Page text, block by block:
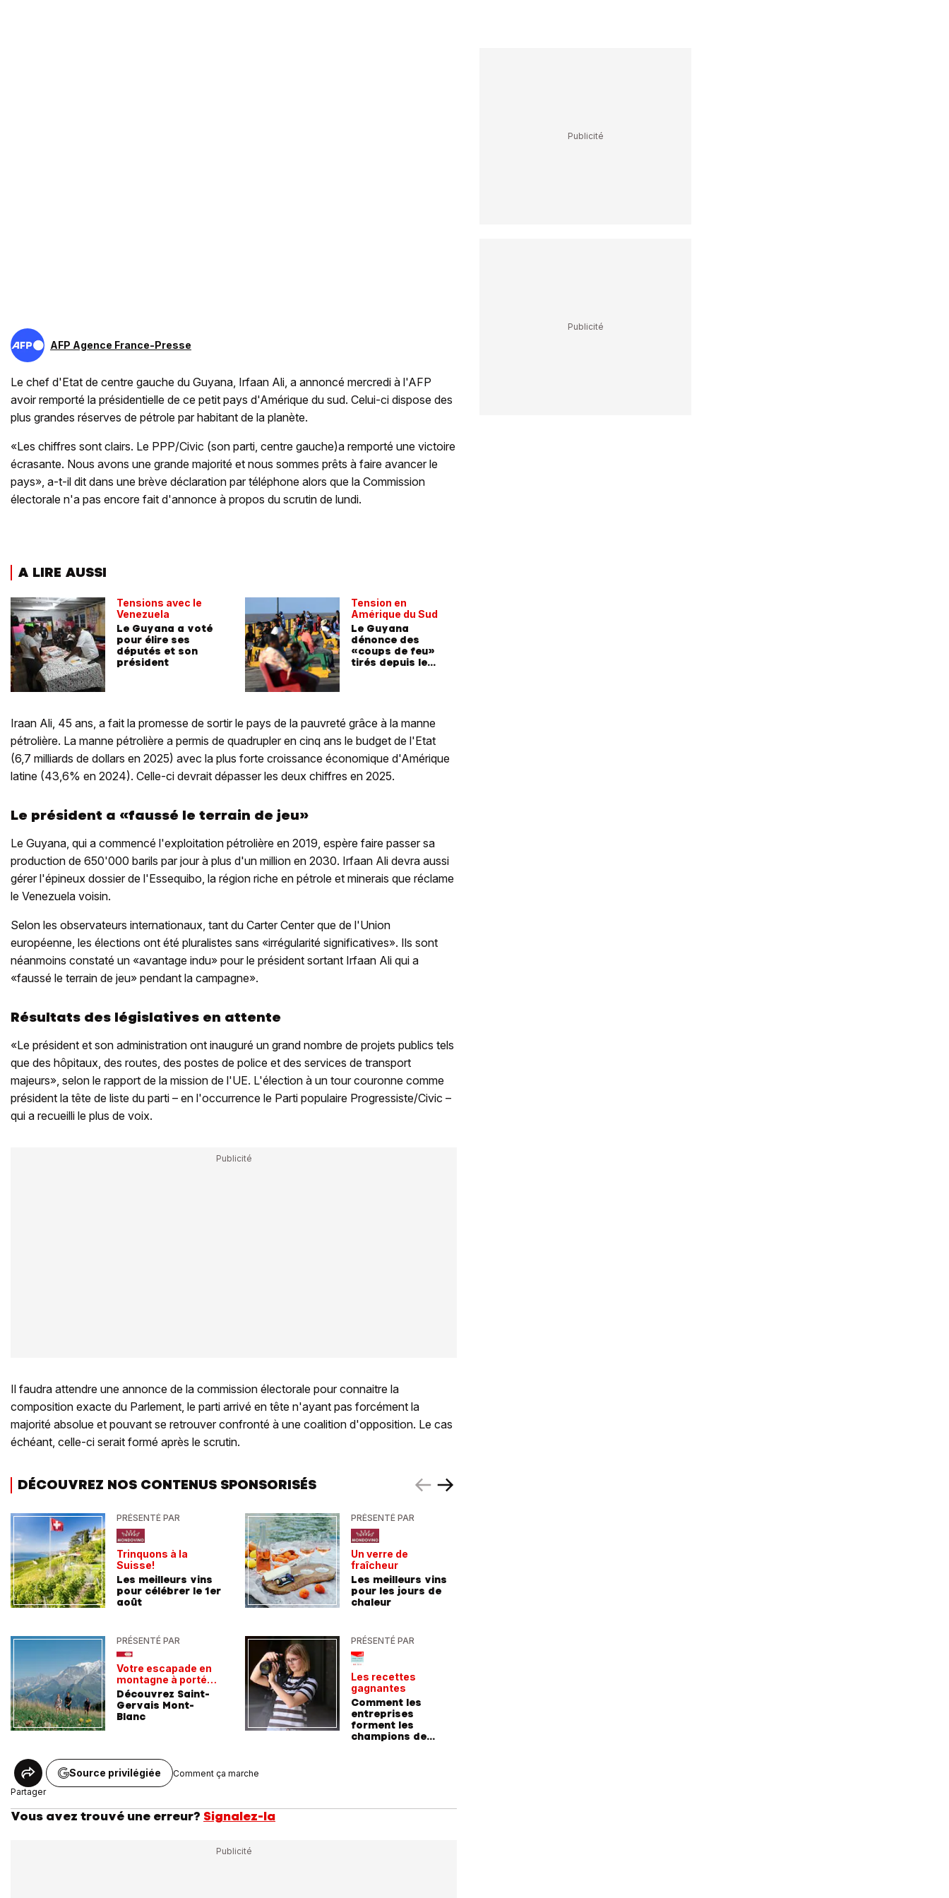
AFP Agence France-Presse
Le chef d'Etat de centre gauche du Guyana, Irfaan Ali, a annoncé mercredi à l'AFP
avoir remporté la présidentielle de ce petit pays d'Amérique du sud. Celui-ci dispose des
plus grandes réserves de pétrole par habitant de la planète.
«Les chiffres sont clairs. Le PPP/Civic (son parti, centre gauche)a remporté une victoire
écrasante. Nous avons une grande majorité et nous sommes prêts à faire avancer le
pays», a-t-il dit dans une brève déclaration par téléphone alors que la Commission
électorale n'a pas encore fait d'annonce à propos du scrutin de lundi.
A LIRE AUSSI
Tensions avec le
Venezuela
Le Guyana a voté
pour élire ses
députés et son
président
Tension en
Amérique du Sud
Le Guyana
dénonce des
«coups de feu»
tirés depuis le
Iraan Ali, 45 ans, a fait la promesse de sortir le pays de la pauvreté grâce à la manne
pétrolière. La manne pétrolière a permis de quadrupler en cinq ans le budget de l'Etat
(6,7 milliards de dollars en 2025) avec la plus forte croissance économique d'Amérique
latine (43,6% en 2024). Celle-ci devrait dépasser les deux chiffres en 2025.
Le président a «faussé le terrain de jeu»
Le Guyana, qui a commencé l'exploitation pétrolière en 2019, espère faire passer sa
production de 650'000 barils par jour à plus d'un million en 2030. Irfaan Ali devra aussi
gérer l'épineux dossier de l'Essequibo, la région riche en pétrole et minerais que réclame
le Venezuela voisin.
Selon les observateurs internationaux, tant du Carter Center que de l'Union
européenne, les élections ont été pluralistes sans «irrégularité significatives». Ils sont
néanmoins constaté un «avantage indu» pour le président sortant Irfaan Ali qui a
«faussé le terrain de jeu» pendant la campagne».
Résultats des législatives en attente
«Le président et son administration ont inauguré un grand nombre de projets publics tels
que des hôpitaux, des routes, des postes de police et des services de transport
majeurs», selon le rapport de la mission de l'UE. L'élection à un tour couronne comme
président la tête de liste du parti – en l'occurrence le Parti populaire Progressiste/Civic –
qui a recueilli le plus de voix.
Il faudra attendre une annonce de la commission électorale pour connaitre la
composition exacte du Parlement, le parti arrivé en tête n'ayant pas forcément la
majorité absolue et pouvant se retrouver confronté à une coalition d'opposition. Le cas
échéant, celle-ci serait formé après le scrutin.
DÉCOUVREZ NOS CONTENUS SPONSORISÉS
PRÉSENTÉ PAR
Trinquons à la
Suisse!
Les meilleurs vins
pour célébrer le 1er
août
PRÉSENTÉ PAR
Votre escapade en
montagne à portée
de train
Découvrez Saint-
Gervais Mont-
Blanc
PRÉSENTÉ PAR
Un verre de
fraîcheur
Les meilleurs vins
pour les jours de
chaleur
PRÉSENTÉ PAR
Les recettes
gagnantes
Comment les
entreprises
forment les
champions de
Partager
Source privilégiée Comment ça marche
Vous avez trouvé une erreur? Signalez-la